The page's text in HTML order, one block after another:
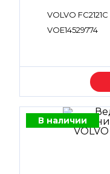
VOLVO FC2121C
VOE14529774
В наличии